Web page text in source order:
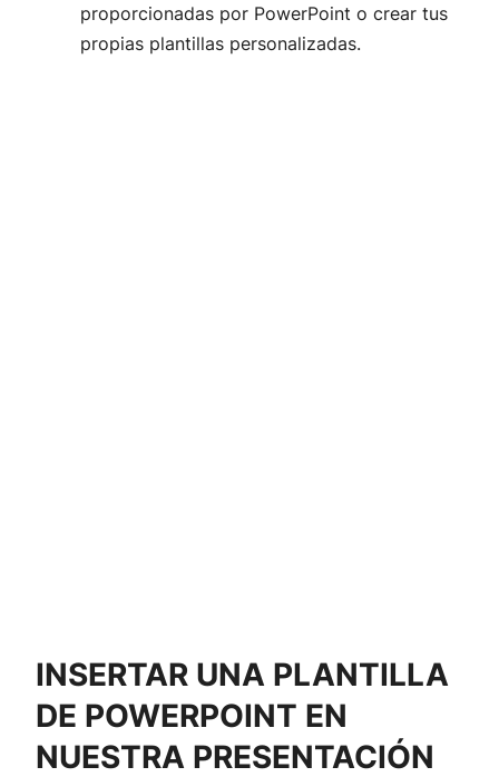
proporcionadas por PowerPoint o crear tus
propias plantillas personalizadas.
INSERTAR UNA PLANTILLA
DE POWERPOINT EN
NUESTRA PRESENTACIÓN